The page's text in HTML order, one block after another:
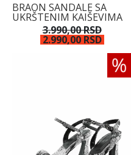
BRAON SANDALE SA
UKRŠTENIM KAIŠEVIMA
3.990,00 RSD
2.990,00 RSD